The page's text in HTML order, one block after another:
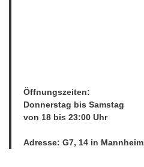
Öffnungszeiten:
Donnerstag bis Samstag
von 18 bis 23:00 Uhr
Adresse: G7, 14 in Mannheim